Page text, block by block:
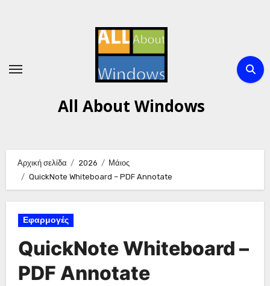
All About Windows
Αρχική σελίδα 2026
Μάιος
QuickNote Whiteboard – PDF Annotate
Εφαρμογές
QuickNote Whiteboard –
PDF Annotate